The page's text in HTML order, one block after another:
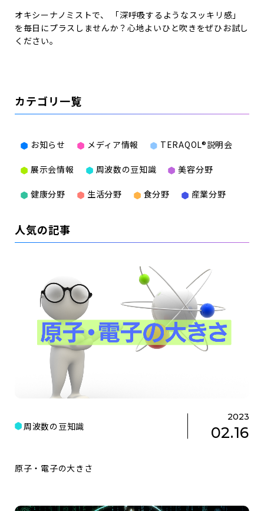
オキシーナノミストで、 「深呼吸するようなスッキリ感」
を毎日にプラスしませんか？心地よいひと吹きをぜひお試し
ください。
カテゴリ一覧
お知らせ メディア情報 TERAQOL®説明会
展示会情報 周波数の豆知識 美容分野
健康分野 生活分野 食分野 産業分野
人気の記事
周波数の豆知識
2023
02.16
原子・電子の大きさ